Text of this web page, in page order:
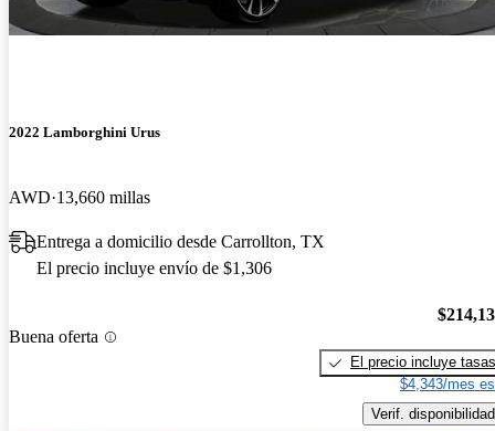
2022 Lamborghini Urus
AWD 13,660 millas
Entrega a domicilio desde Carrollton, TX
El precio incluye envío de $1,306
Buena oferta
El precio incluye tasas
$4,343/mes
Verif. disponibilidad